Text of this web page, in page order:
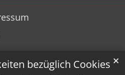
bezüglich Cookies ✕